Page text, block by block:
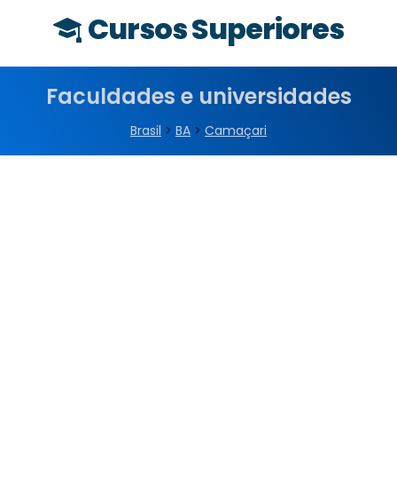
Cursos Superiores
Faculdades e universidades
Brasil > BA > Camaçari